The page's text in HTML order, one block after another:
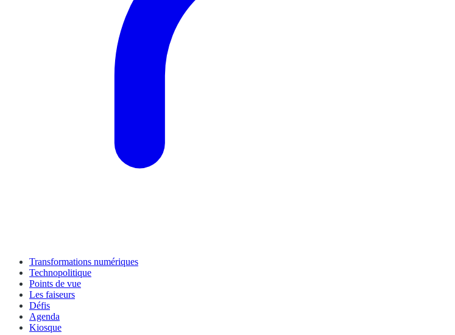
Transformations numériques
Technopolitique
Points de vue
Les faiseurs
Défis
Agenda
Kiosque